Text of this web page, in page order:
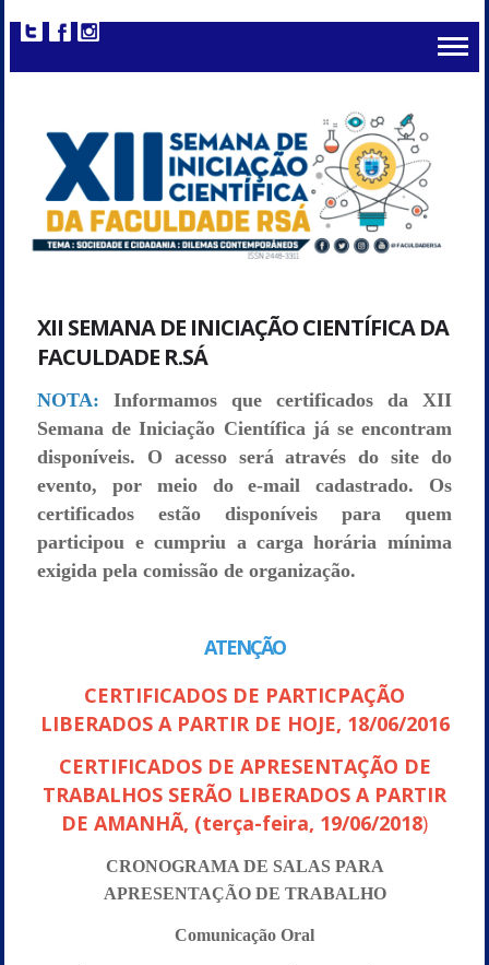
XII SEMANA DE INICIAÇÃO CIENTÍFICA DA
FACULDADE R.SÁ
NOTA: Informamos que certificados da XII
Semana de Iniciação Científica já se encontram
disponíveis. O acesso será através do site do
evento, por meio do e-mail cadastrado. Os
certificados estão disponíveis para quem
participou e cumpriu a carga horária mínima
exigida pela comissão de organização.
ATENÇÃO
CERTIFICADOS DE PARTICPAÇÃO
LIBERADOS A PARTIR DE HOJE, 18/06/2016
CERTIFICADOS DE APRESENTAÇÃO DE
TRABALHOS SERÃO LIBERADOS A PARTIR
DE AMANHÃ, (terça-feira, 19/06/2018)
CRONOGRAMA DE SALAS PARA
APRESENTAÇÃO DE TRABALHO
Comunicação Oral